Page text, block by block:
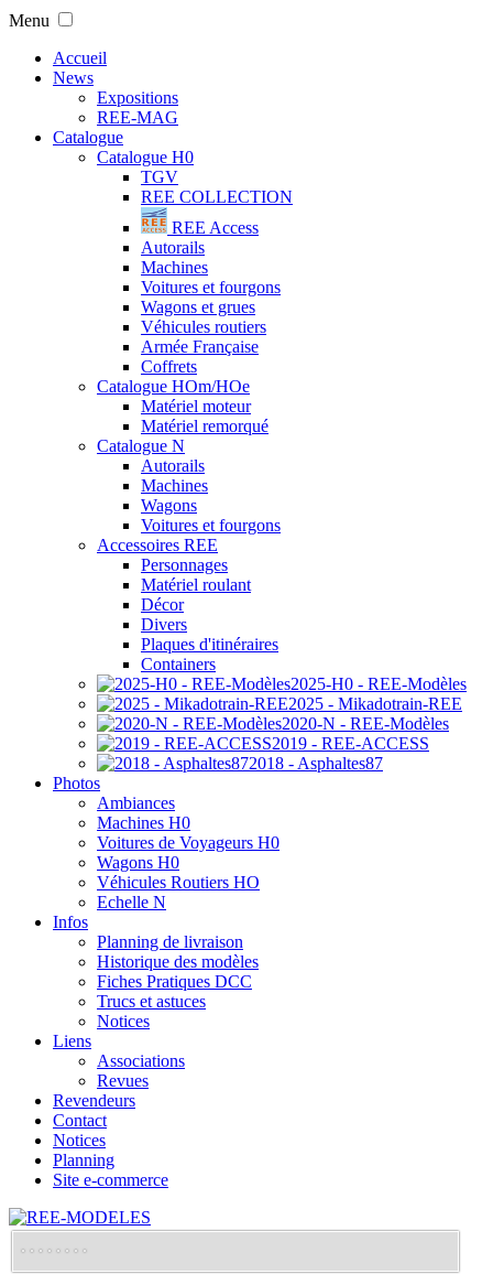
Menu
Accueil
News
Expositions
REE-MAG
Catalogue
Catalogue H0
TGV
REE COLLECTION
REE Access
Autorails
Machines
Voitures et fourgons
Wagons et grues
Véhicules routiers
Armée Française
Coffrets
Catalogue HOm/HOe
Matériel moteur
Matériel remorqué
Catalogue N
Autorails
Machines
Wagons
Voitures et fourgons
Accessoires REE
Personnages
Matériel roulant
Décor
Divers
Plaques d'itinéraires
Containers
2025-H0 - REE-Modèles
2025 - Mikadotrain-REE
2020-N - REE-Modèles
2019 - REE-ACCESS
2018 - Asphaltes87
Photos
Ambiances
Machines H0
Voitures de Voyageurs H0
Wagons H0
Véhicules Routiers HO
Echelle N
Infos
Planning de livraison
Historique des modèles
Fiches Pratiques DCC
Trucs et astuces
Notices
Liens
Associations
Revues
Revendeurs
Contact
Notices
Planning
Site e-commerce